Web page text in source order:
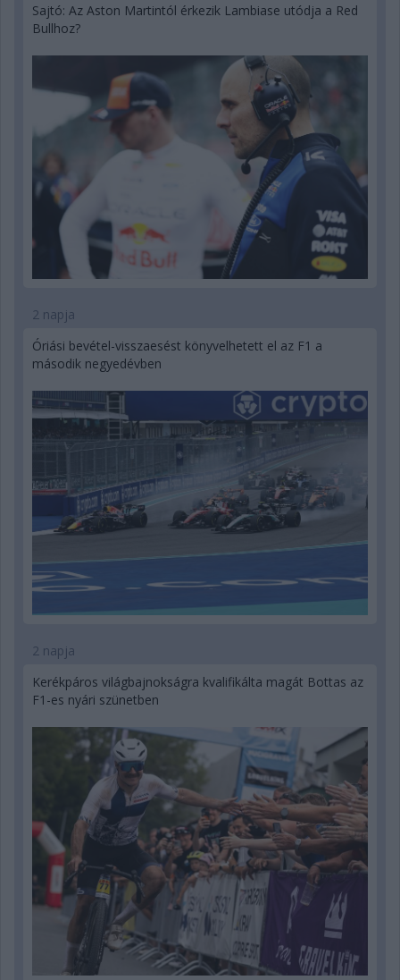
Sajtó: Az Aston Martintól érkezik Lambiase utódja a Red
Bullhoz?
2 napja
Óriási bevétel-visszaesést könyvelhetett el az F1 a
második negyedévben
2 napja
Kerékpáros világbajnokságra kvalifikálta magát Bottas az
F1-es nyári szünetben